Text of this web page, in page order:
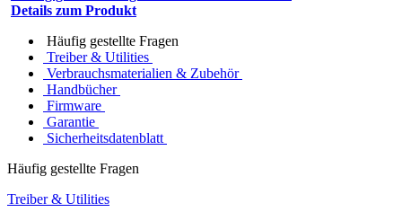
Details zum Produkt
Häufig gestellte Fragen
Treiber & Utilities
Verbrauchsmaterialien & Zubehör
Handbücher
Firmware
Garantie
Sicherheitsdatenblatt
Häufig gestellte Fragen
Treiber & Utilities